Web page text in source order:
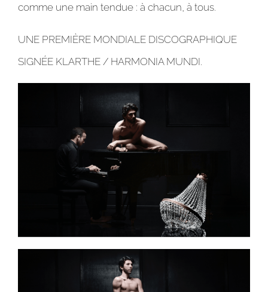
comme une main tendue : à chacun, à tous.
UNE PREMIÈRE MONDIALE DISCOGRAPHIQUE
SIGNÉE KLARTHE / HARMONIA MUNDI.